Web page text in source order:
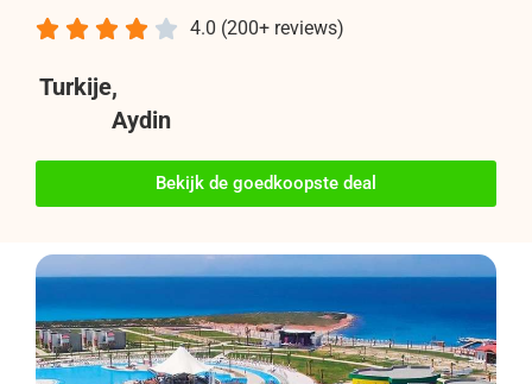
4.0 (200+ reviews)
    
Turkije,
Aydin
Bekijk de goedkoopste deal